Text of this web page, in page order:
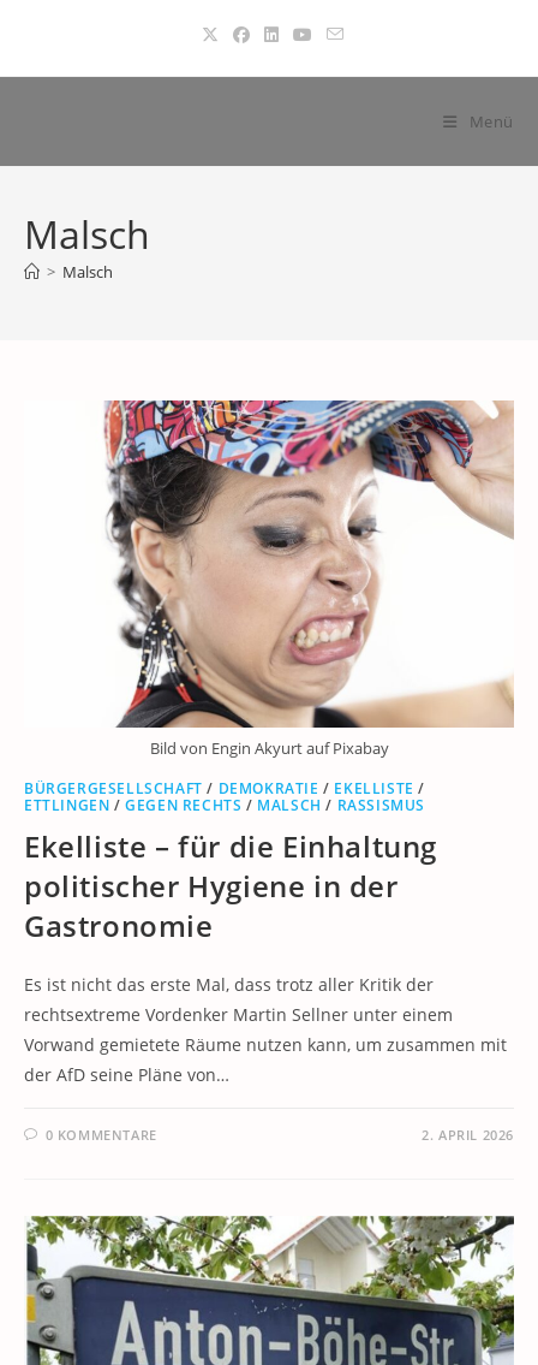
springen
Menü
Malsch
> Malsch
Bild von Engin Akyurt auf Pixabay
BÜRGERGESELLSCHAFT / DEMOKRATIE / EKELLISTE /
ETTLINGEN /GEGEN RECHTS / MALSCH / RASSISMUS
Ekelliste – für die Einhaltung
politischer Hygiene in der
Gastronomie
Es ist nicht das erste Mal, dass trotz aller Kritik der
rechtsextreme Vordenker Martin Sellner unter einem
Vorwand gemietete Räume nutzen kann, um zusammen mit
der AfD seine Pläne von…
0 KOMMENTARE 2. APRIL 2026